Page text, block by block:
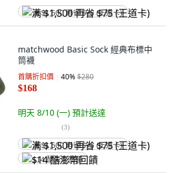
满 $1,500 再省 $75 (王道卡)
matchwood Basic Sock 經典布標中
筒襪
首購折扣價 40%$280
$168
明天 8/10 (一) 預計送達
(3)
满 $1,500 再省 $75 (王道卡)
$14 酷澎幣回饋